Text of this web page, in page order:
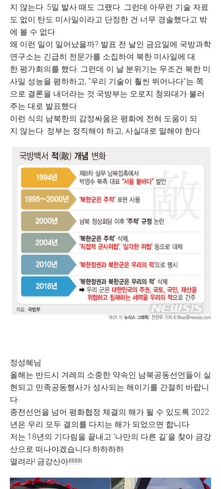
지 않는다. 5일 발사 때도 그랬다. 그런데 아무런 기술 자료
도 없이 탄도 미사일이라고 단정한 건 너무 경솔했다고 밖
에 볼 수 없다.
왜 이런 일이 일어났을까? 발표 전 날인 금요일에 국방과학
연구소는 긴급히 전문가를 소집하여 북한 미사일에 대
한 평가회의를 했다. 그런데 이 날 분위기는 무조건 북한 미
사일 성능을 폄하하고, “우리 기술이 훨씬 뛰어나다”는 쪽
으로 결론을 내더라는 것.국방부는 오로지 청와대가 불러
주는 대로 발표했다.
이런 식의 남북한의 감정싸움은 평화에 전혀 도움이 되
지 않는다. 정부는 정직해야 하고, 사실대로 말해야 한다.
정성혜님
올해는 반드시 겨레의 소중한 약속인 남북공동선언들이 실
현되고 민족공동행사가 성사되는 해이기를 간절히 바랍니
다.
종전선언을 넘어 평화협정 체결의 해가 될 수 있도록 2022
년은 우리 모두 결의를 다지는 해가 되었으면 합니다.
저는 18년의 기다림을 끝내고 ‘나만의 다른 길’을 찾아 금강
산으로 떠나야겠습니다.하하하하
열려라! 금강산아!!!!!!!!!